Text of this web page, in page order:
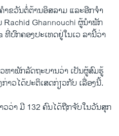
ຂວັນ​ຕໍ່​ຕ້ານອິສລາມ ​ແລະອີກ​ຈໍາ
Ghannouchi ຜູ້​ນໍາພັກ​
ປົກຄອງ​ປະ​ເທດ​ຢູ່​ໃນ​ເວ ລານີ້ວ່າ
ຫາພັກ​ລັດຖະບານ​ວ່າ ​ເປັນ​ຜູ້​ສົມຮູ້​
ວ​ໄດ້​ປະຕິ​ເສດກ່ຽວ​ກັບ ​ເລື່ອງ​ນີ້.
ວ່າ ມີ 132 ຄົນ​ໄດ້​ຖືກ​ຈັບ​ໃນ​ວັນ​ສຸກ​